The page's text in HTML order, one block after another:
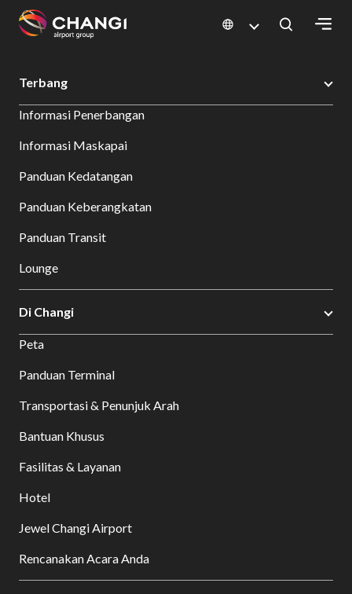
Changi
Language
Changi Airport Bersantap dan Belanja Direktori Toko Shop Detail
Terbang
Informasi Penerbangan
Informasi Maskapai
Panduan Kedatangan
Panduan Keberangkatan
Panduan Transit
Lounge
Di Changi
Peta
Panduan Terminal
Transportasi & Penunjuk Arah
Bantuan Khusus
Fasilitas & Layanan
Hotel
Jewel Changi Airport
Rencanakan Acara Anda